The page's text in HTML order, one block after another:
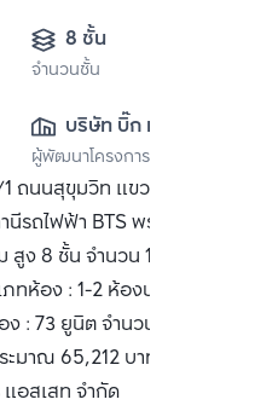
8 ชั้น
จำนวนชั้น
บริษัท บิ๊ก ทรี แอส
เสท จำกัด
ผู้พัฒนาโครงการ
นนสุขุมวิท แขวงพระโขนง
รถไฟฟ้า BTS พระโขนง
ง 8 ชั้น จำนวน 1 อาคาร เนื้อที่
ทห้อง : 1-2 ห้องนอน พื้นที่
: 73 ยูนิต จำนวนที่จอดรถ :
มาณ 65,212 บาท/ตร.ม.
แอสเสท จำกัด